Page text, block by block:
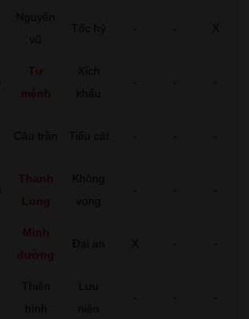
Nguyên
vũ
Tốc hỷ - - X
Tư
mệnh
Xích
khẩu
- - -
Câu trần Tiểu cát - - -
Thanh
Long
Không
vong
- - -
Minh
đường
Đại an X - -
Thiên
hình
Lưu
niên
- - -